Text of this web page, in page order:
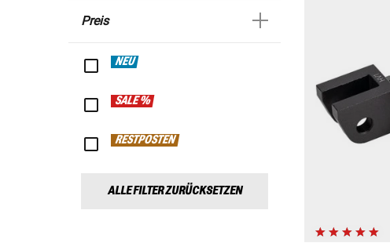
Preis
NEU
SALE %
RESTPOSTEN
ALLE FILTER ZURÜCKSETZEN